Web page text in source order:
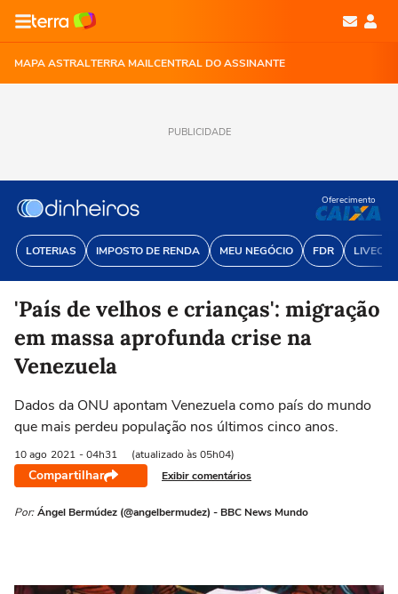
MAPA ASTRALTERRA MAILCENTRAL DO ASSINANTE
PUBLICIDADE
LOTERIAS IMPOSTO DE RENDA MEU NEGÓCIO FDR
Oferecimento
'País de velhos e crianças': migração
em massa aprofunda crise na
Venezuela
Dados da ONU apontam Venezuela como país do mundo
que mais perdeu população nos últimos cinco anos.
10 ago 2021 - 04h31 (atualizado às 05h04)
Compartilhar Exibir comentários
Por: Ángel Bermúdez (@angelbermudez) - BBC News Mundo